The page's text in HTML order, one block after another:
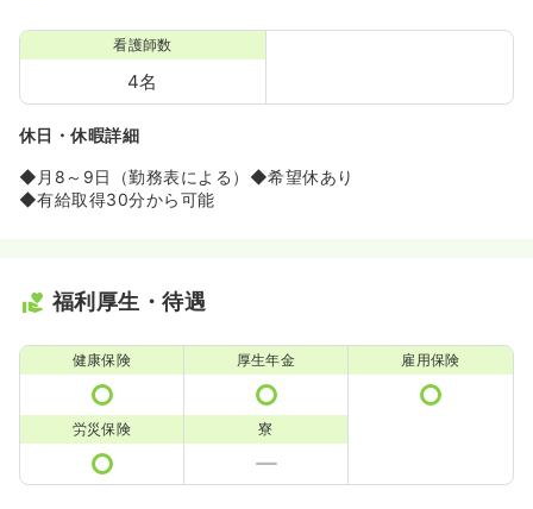
看護師数
4名
休日・休暇詳細
◆月8～9日（勤務表による）◆希望休あり
◆有給取得30分から可能
福利厚生・待遇
健康保険 厚生年金 雇用保険
労災保険 寮